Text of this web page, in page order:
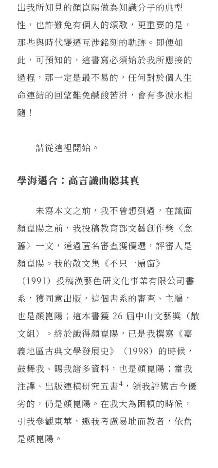
出我所知見的顏崑陽做為知識分子的典型
性，也許難免有個人的頌歌，更重要的是，
那些與時代變遷互涉銘刻的軌跡。即便如
此，可預知的，這書寫必須始於我所應接的
過程，那一定是最不易的，任何對於個人生
命連結的回望難免鹹酸苦汫，會有多淚水相
隨！
請從這裡開始。
學海遇合：高言識曲聽其真
未寫本文之前，我不曾想到過，在識面
顏崑陽之前，我投稿教育部文藝創作獎〈念
舊〉一文，通過匿名審查獲優選，評審人是
顏崑陽。我的散文集《不只一扇窗》
（1991）投稿漢藝色研文化事業有限公司書
系，獲同意出版，這個書系的審查、主編，
也是顏崑陽；這本書獲 26 屆中山文藝獎（散
文組）。終於識得顏崑陽，已是我撰寫《嘉
義地區古典文學發展史》（1998）的時候，
鼓舞我、賜我諸多資料，也是顏崑陽；當我
注譯、出版連橫研究五書4 ，領我評騭古今優
劣的，仍是顏崑陽。在我大為困頓的時候，
引我參觀東華，邀我考慮易地而教者，依舊
是顏崑陽。